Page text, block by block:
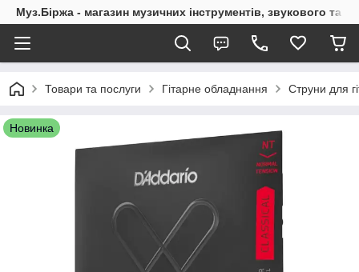
Муз.Біржа - магазин музичних інструментів, звукового та
Товари та послуги Гітарне обладнання Струни для
Новинка